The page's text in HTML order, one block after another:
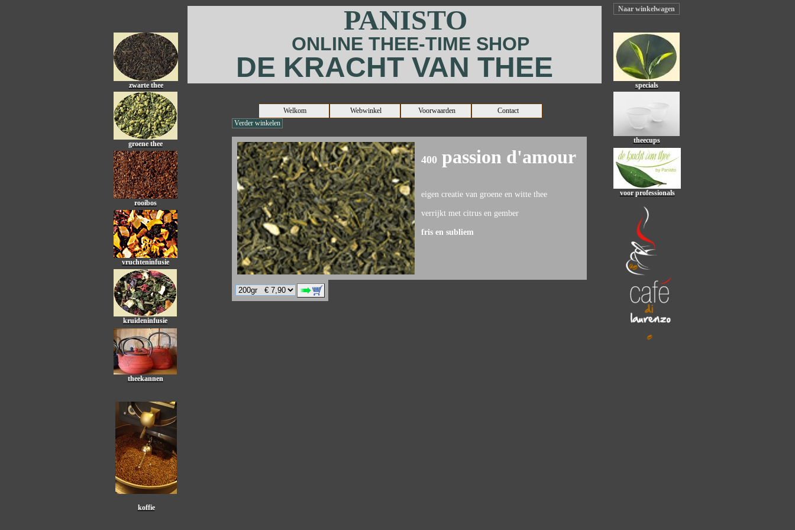
kruideninfusie
koffie
PANISTO
ONLINE THEE-TIME SHOP
DE KRACHT VAN THEE
Naar winkelwagen
zwarte thee specials
theecups
groene thee
Welkom Webwinkel Voorwaarden Contact
voor professionals
rooibos
vruchteninfusie
theekannen
Verder winkelen
400 passion d'amour
eigen creatie van groene en witte thee
verrijkt met citrus en gember
fris en subliem